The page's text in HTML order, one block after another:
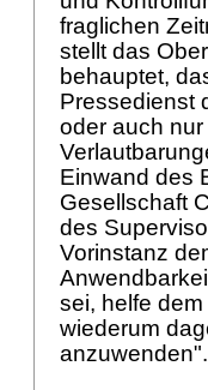
fraglichen
stellt das
behauptet,
Pressedienst
oder auch
Einwand des
Gesellschaft
des
Vorinstanz
sei, helfe
wiederum
anzuwenden".